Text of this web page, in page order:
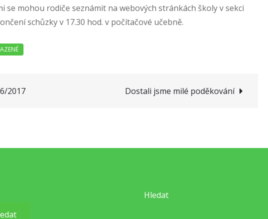
se mohou rodiče seznámit na webových stránkách školy v sekci
schůzky v 17.30 hod. v počítačové učebně.
2017 Dostali jsme milé poděkování
Hledat